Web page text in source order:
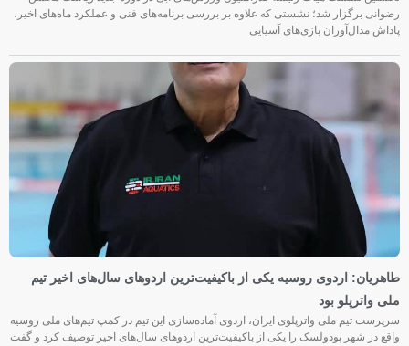
رضوانی برگزار شد؛ نشستی که علاوه بر بررسی برنامه‌های فنی و عملکرد ماه‌های اخیر،
پاداش مدال‌آوران بازی‌های آسیایی
طاهریان: اردوی روسیه یکی از باکیفیت‌ترین اردوهای سال‌های اخیر تیم
ملی واترپلو بود
سرپرست تیم ملی واترپلوی ایران، اردوی آماده‌سازی این تیم در کمپ تیم‌های ملی روسیه
واقع در شهر پودولسک را یکی از باکیفیت‌ترین اردوهای سال‌های اخیر توصیف کرد و گفت